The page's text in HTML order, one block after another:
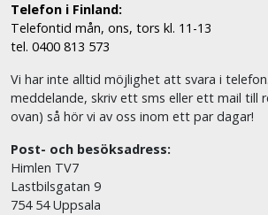
Telefon i Finland:
Telefontid mån, ons, tors kl. 11-13
tel. 0400 813 573
Vi har inte alltid möjlighet att svara i
meddelande, skriv ett sms eller ett mail till
ovan) så hör vi av oss inom ett par dagar!
Post- och besöksadress:
Himlen TV7
Lastbilsgatan 9
754 54 Uppsala